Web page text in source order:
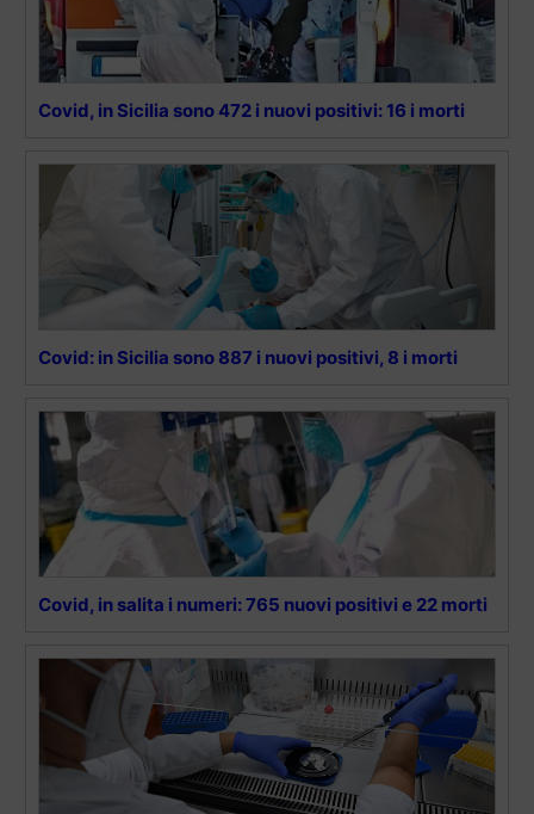
Covid, in Sicilia sono 472 i nuovi positivi: 16 i morti
Covid: in Sicilia sono 887 i nuovi positivi, 8 i morti
Covid, in salita i numeri: 765 nuovi positivi e 22 morti